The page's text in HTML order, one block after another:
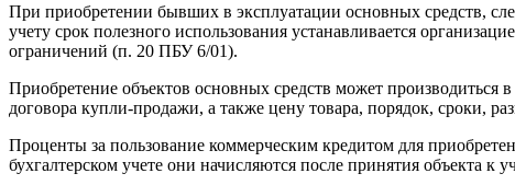
При приобретении бывших в эксплуатации основных средств,
учету срок полезного использования устанавливается
ограничений (п. 20 ПБУ 6/01).
Приобретение объектов основных средств может производиться
договора купли-продажи, а также цену товара, порядок, сроки,
Проценты за пользование коммерческим кредитом для
бухгалтерском учете они начисляются после принятия объекта к